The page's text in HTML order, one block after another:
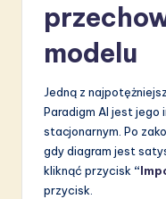
modelu
Jedną z
Paradigm AI jest jego
stacjonarnym. Po
gdy diagram jest
kliknąć przycisk “
przycisk.